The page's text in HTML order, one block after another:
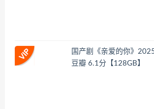
国产剧《亲爱的你》
豆瓣 6.1分【128GB】